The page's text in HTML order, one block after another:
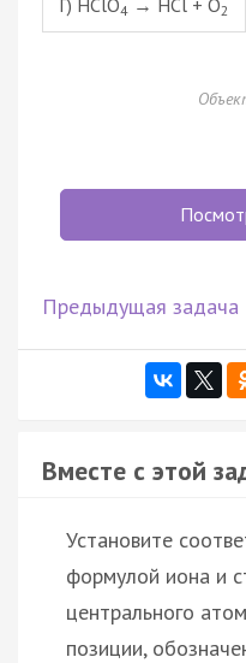
4 2
Предыдущая задача
Вместе с этой
Установите
формулой иона и
центрального
позиции,